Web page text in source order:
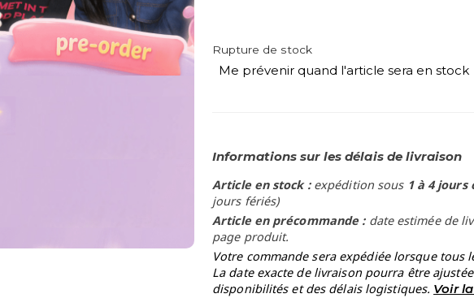
Rupture de stock
Me prévenir quand l'article sera en stock
Informations sur les délais de livraison
Article en stock : expédition sous 1 à 4 jours
jours fériés)
Article en précommande : date estimée de
page produit.
Votre commande sera expédiée lorsque tous
La date exacte de livraison pourra être
disponibilités et des délais logistiques. Voir